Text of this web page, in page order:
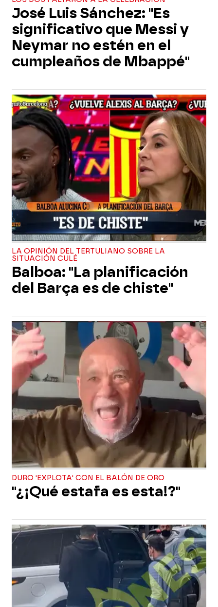
José Luis Sánchez: "Es
significativo que Messi y
Neymar no estén en el
cumpleaños de Mbappé"
LA OPINIÓN DEL TERTULIANO SOBRE LA
SITUACIÓN CULÉ
Balboa: "La planificación
del Barça es de chiste"
DURO 'EXPLOTA' CON EL BALÓN DE ORO
"¿¡Qué estafa es esta!?"